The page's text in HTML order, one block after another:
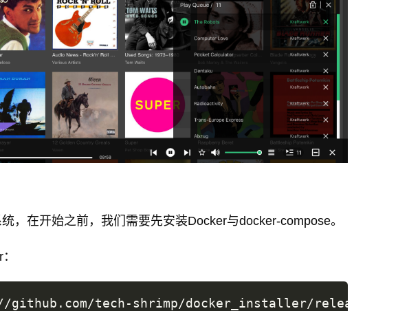
，在开始之前，我们需要先安装Docker与docker-compose。
tech-shrimp/docker_installer/releases/